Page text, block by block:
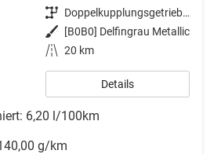
Getriebe
Doppelkupplungsgetriebe (DSG)
Außenfarbe
[B0B0] Delfingrau Metallic
Kilometerstand 20 km
Details
6,20 l/100km
g/km